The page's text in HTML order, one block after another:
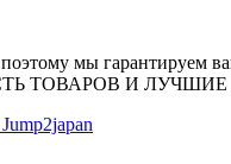
мы гарантируем
ТОВАРОВ И